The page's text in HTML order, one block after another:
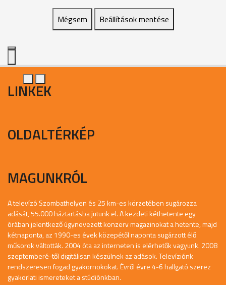
Mégsem Beállítások mentése
LINKEK
OLDALTÉRKÉP
MAGUNKRÓL
A televízó Szombathelyen és 25 km-es körzetében sugározza
adását, 55.000 háztartásba jutunk el. A kezdeti kéthetente egy
órában jelentkező úgynevezett konzerv magazinokat a hetente, majd
kétnaponta, az 1990-es évek közepétől naponta sugárzott élő
műsorok váltották. 2004 óta az interneten is elérhetők vagyunk. 2008
szeptemberé-től digitálisan készülnek az adások. Televíziónk
rendszeresen fogad gyakornokokat. Évről évre 4-6 hallgató szerez
gyakorlati ismereteket a stúdiónkban.